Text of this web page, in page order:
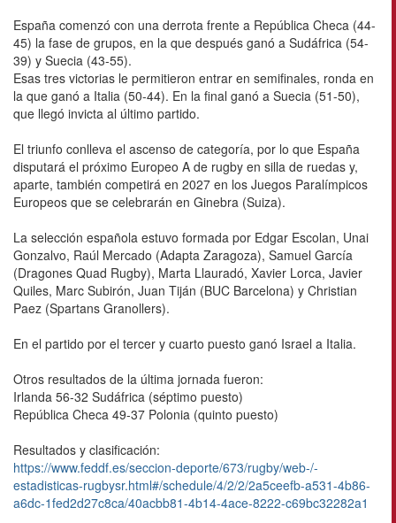
España comenzó con una derrota frente a República Checa (44-
45) la fase de grupos, en la que después ganó a Sudáfrica (54-
39) y Suecia (43-55).
Esas tres victorias le permitieron entrar en semifinales, ronda en
la que ganó a Italia (50-44). En la final ganó a Suecia (51-50),
que llegó invicta al último partido.
El triunfo conlleva el ascenso de categoría, por lo que España
disputará el próximo Europeo A de rugby en silla de ruedas y,
aparte, también competirá en 2027 en los Juegos Paralímpicos
Europeos que se celebrarán en Ginebra (Suiza).
La selección española estuvo formada por Edgar Escolan, Unai
Gonzalvo, Raúl Mercado (Adapta Zaragoza), Samuel García
(Dragones Quad Rugby), Marta Llauradó, Xavier Lorca, Javier
Quiles, Marc Subirón, Juan Tiján (BUC Barcelona) y Christian
Paez (Spartans Granollers).
En el partido por el tercer y cuarto puesto ganó Israel a Italia.
Otros resultados de la última jornada fueron:
Irlanda 56-32 Sudáfrica (séptimo puesto)
República Checa 49-37 Polonia (quinto puesto)
Resultados y clasificación:
https://www.feddf.es/seccion-deporte/673/rugby/web-/-
estadisticas-rugbysr.html#/schedule/4/2/2/2a5ceefb-a531-4b86-
a6dc-1fed2d27c8ca/40acbb81-4b14-4ace-8222-c69bc32282a1